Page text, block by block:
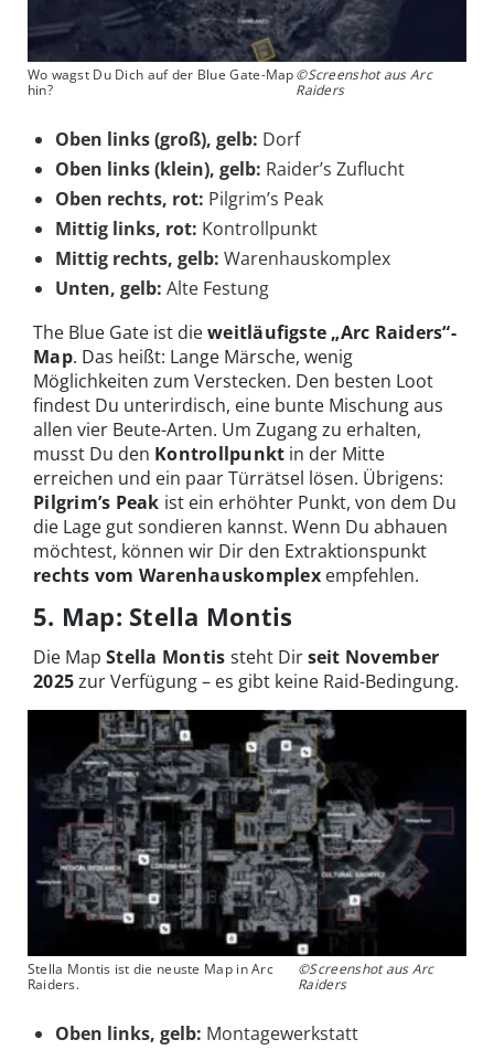
Wo wagst Du Dich auf der Blue Gate-Map
hin?
©Screenshot aus Arc
Raiders
Oben links (groß), gelb: Dorf
Oben links (klein), gelb: Raider’s Zuflucht
Oben rechts, rot: Pilgrim’s Peak
Mittig links, rot: Kontrollpunkt
Mittig rechts, gelb: Warenhauskomplex
Unten, gelb: Alte Festung
The Blue Gate ist dieweitläufigste „Arc Raiders“-
Map. Das heißt: Lange Märsche, wenig
Möglichkeiten zum Verstecken. Den besten Loot
findest Du unterirdisch, eine bunte Mischung aus
allen vier Beute-Arten. Um Zugang zu erhalten,
musst Du den Kontrollpunkt in der Mitte
erreichen und ein paar Türrätsel lösen. Übrigens:
Pilgrim’s Peak ist ein erhöhter Punkt, von dem Du
die Lage gut sondieren kannst. Wenn Du abhauen
möchtest, können wir Dir den Extraktionspunkt
rechts vom Warenhauskomplex empfehlen.
5. Map: Stella Montis
Die Map Stella Montis steht Dirseit November
2025zur Verfügung – es gibt keine Raid-Bedingung.
Stella Montis ist die neuste Map in Arc
Raiders.
©Screenshot aus Arc
Raiders
Oben links, gelb: Montagewerkstatt